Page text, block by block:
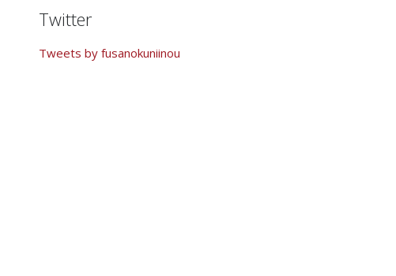
Twitter
Tweets by fusanokuniinou